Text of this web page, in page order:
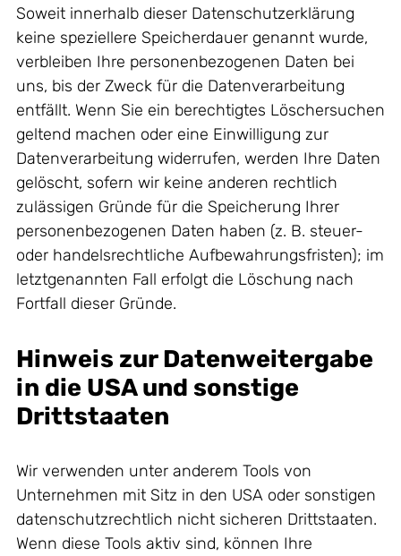
Soweit innerhalb dieser Datenschutzerklärung
keine speziellere Speicherdauer genannt wurde,
verbleiben Ihre personenbezogenen Daten bei
uns, bis der Zweck für die Datenverarbeitung
entfällt. Wenn Sie ein berechtigtes Löschersuchen
geltend machen oder eine Einwilligung zur
Datenverarbeitung widerrufen, werden Ihre Daten
gelöscht, sofern wir keine anderen rechtlich
zulässigen Gründe für die Speicherung Ihrer
personenbezogenen Daten haben (z. B. steuer-
oder handelsrechtliche Aufbewahrungsfristen); im
letztgenannten Fall erfolgt die Löschung nach
Fortfall dieser Gründe.
Hinweis zur Datenweitergabe
in die USA und sonstige
Drittstaaten
Wir verwenden unter anderem Tools von
Unternehmen mit Sitz in den USA oder sonstigen
datenschutzrechtlich nicht sicheren Drittstaaten.
Wenn diese Tools aktiv sind, können Ihre